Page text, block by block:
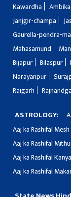
Kawardha
Janjgir-champa
Gaurella-pendra-
Mahasamund
Bijapur
Bilaspur
Narayanpur
Raigarh
ASTROLOGY:
Aaj ka Rashifal Mesh
Aaj ka Rashifal
Aaj ka Rashifal Kanya
Aaj ka Rashifal